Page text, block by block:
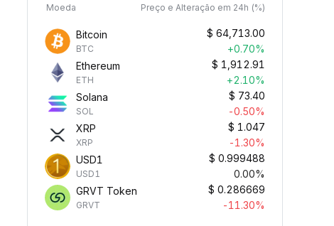
Moeda Preço e Alteração em 24h (%)
Bitcoin
BTC
$ 64,713.00
+0.70%
Ethereum
ETH
$ 1,912.91
+2.10%
Solana
SOL
$ 73.40
-0.50%
XRP
XRP
$ 1.047
-1.30%
USD1
USD1
$ 0.999488
0.00%
GRVT Token
GRVT
$ 0.286669
-11.30%